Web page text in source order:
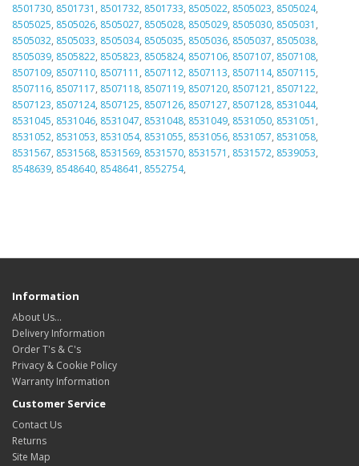
8501730, 8501731 , 8501732, 8501733, 8505022, 8505023, 8505024,
8505025, 8505026, 8505027, 8505028, 8505029, 8505030, 8505031 ,
8505032, 8505033, 8505034, 8505035, 8505036, 8505037, 8505038,
8505039, 8505822, 8505823, 8505824, 8507106, 8507107, 8507108,
8507109, 8507110, 8507111 , 8507112, 8507113, 8507114, 8507115,
8507116, 8507117, 8507118, 8507119, 8507120, 8507121 , 8507122,
8507123, 8507124, 8507125, 8507126, 8507127, 8507128, 8531044,
8531045, 8531046, 8531047, 8531048, 8531049, 8531050, 8531051 ,
8531052, 8531053, 8531054, 8531055, 8531056, 8531057, 8531058,
8531567, 8531568, 8531569, 8531570, 8531571 , 8531572, 8539053,
8548639, 8548640, 8548641 , 8552754,
Information
About Us…
Delivery Information
Order T's & C's
Privacy & Cookie Policy
Warranty Information
Customer Service
Contact Us
Returns
Site Map